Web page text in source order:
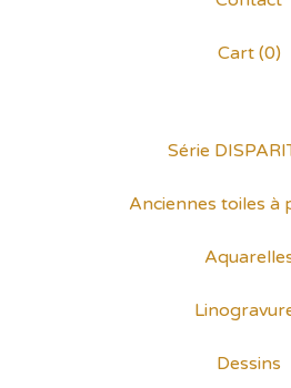
Cart (0)
Série
Anciennes toiles à
Dessins